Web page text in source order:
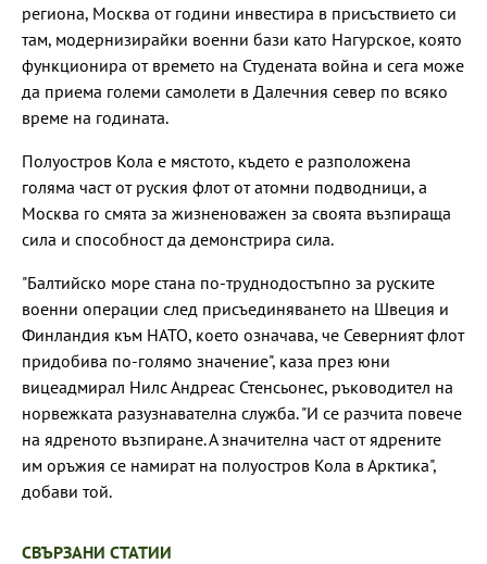
региона, Москва от години инвестира в присъствието си
там, модернизирайки военни бази като Нагурское, която
функционира от времето на Студената война и сега може
да приема големи самолети в Далечния север по всяко
време на годината.
Полуостров Кола е мястото, където е разположена
голяма част от руския флот от атомни подводници, а
Москва го смята за жизненоважен за своята възпираща
сила и способност да демонстрира сила.
"Балтийско море стана по-труднодостъпно за руските
военни операции след присъединяването на Швеция и
Финландия към НАТО, което означава, че Северният флот
придобива по-голямо значение", каза през юни
вицеадмирал Нилс Андреас Стенсьонес, ръководител на
норвежката разузнавателна служба. "И се разчита повече
на ядреното възпиране. А значителна част от ядрените
им оръжия се намират на полуостров Кола в Арктика",
добави той.
СВЪРЗАНИ СТАТИИ